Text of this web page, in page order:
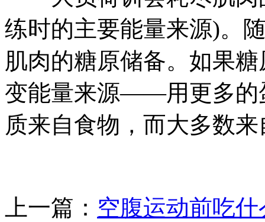
练时的主要能量来源)。
肌肉的糖原储备。如果
变能量来源——用更多的
质来自食物，而大多数
上一篇： 空腹运动前吃什